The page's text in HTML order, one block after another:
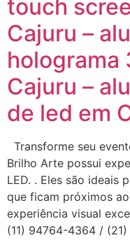
touch
Cajuru –
holograma
Cajuru –
de led em
Transforme seu
Brilho Arte possui
LED. . Eles são ideais
que ficam próximos
experiência visual
(11) 94764-4364 /